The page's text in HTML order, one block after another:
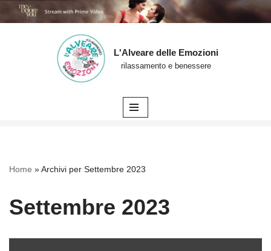
L'Alveare delle Emozioni
rilassamento e benessere
Home »Archivi per Settembre 2023
Settembre 2023